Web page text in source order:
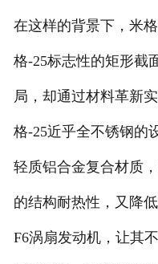
在这样的背景下，米
格-25标志性的矩形截
局，却通过材料革新
格-25近乎全不锈钢的
轻质铝合金复合材质
的结构耐热性，又降
F6涡扇发动机，让其